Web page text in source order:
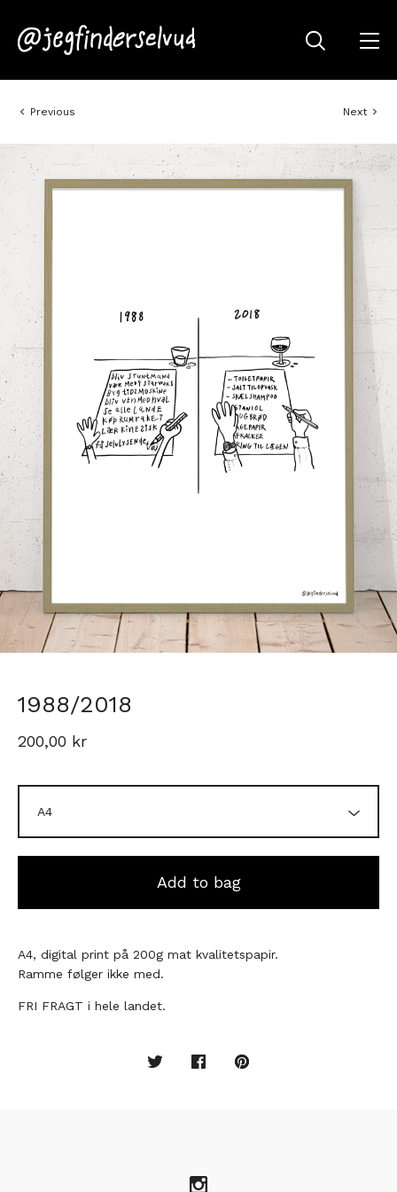
Previous Next
1988/2018
200,00 kr
Add to bag
A4, digital print på 200g mat kvalitetspapir.
Ramme følger ikke med.
FRI FRAGT i hele landet.